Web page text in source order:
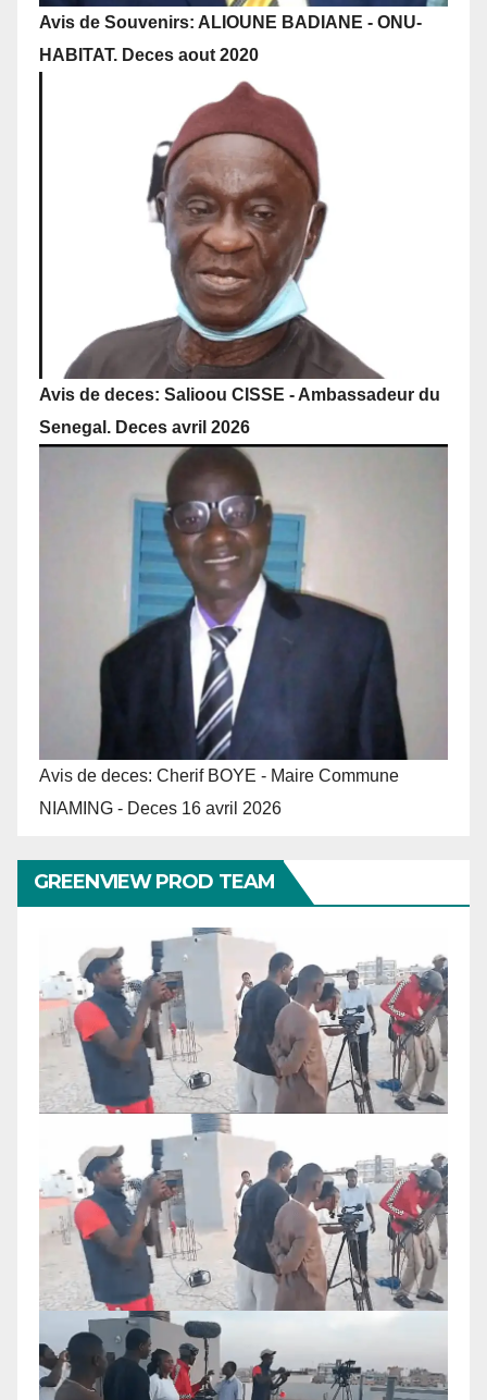
Avis de Souvenirs: ALIOUNE BADIANE - ONU-
HABITAT. Deces aout 2020
Avis de deces: Salioou CISSE - Ambassadeur du
Senegal. Deces avril 2026
Avis de deces: Cherif BOYE - Maire Commune
NIAMING - Deces 16 avril 2026
GREENVIEW PROD TEAM